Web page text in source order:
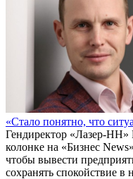
«Стало понятно, что
Гендиректор «Лазер-
колонке на «Бизнес
чтобы вывести
сохранять спокойствие в